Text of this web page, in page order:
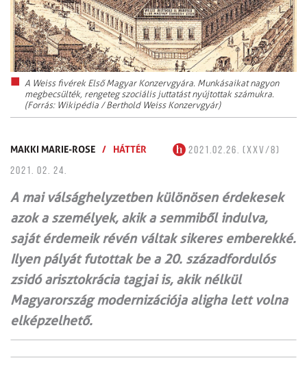
A Weiss fivérek Első Magyar Konzervgyára. Munkásaikat nagyon
megbecsülték, rengeteg szociális juttatást nyújtottak számukra.
(Forrás: Wikipédia / Berthold Weiss Konzervgyár)
MAKKI MARIE-ROSE / HÁTTÉR
2021.02.26. (XXV/8)
2021. 02. 24.
A mai válsághelyzetben különösen érdekesek
azok a személyek, akik a semmiből indulva,
saját érdemeik révén váltak sikeres emberekké.
Ilyen pályát futottak be a 20. századfordulós
zsidó arisztokrácia tagjai is, akik nélkül
Magyarország modernizációja aligha lett volna
elképzelhető.